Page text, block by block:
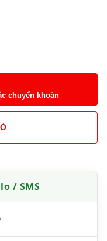
chuyển khoản
/ SMS